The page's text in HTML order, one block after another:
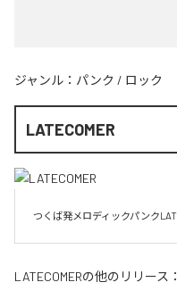
ジャンル： パンク / ロック
LATECOMER
LATECOMERの他のリリース：